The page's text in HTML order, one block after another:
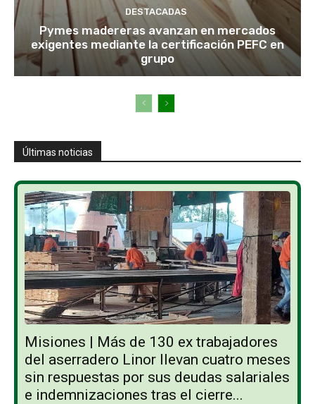
DESTACADAS
Pymes madereras avanzan en mercados
exigentes mediante la certificación PEFC en
grupo
Últimas noticias
Misiones | Más de 130 ex trabajadores
del aserradero Linor llevan cuatro meses
sin respuestas por sus deudas salariales
e indemnizaciones tras el cierre...